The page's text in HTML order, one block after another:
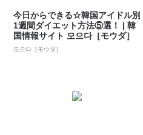
今日からできる☆韓国アイドル別
1週間ダイエット方法⑤選！ | 韓
国情報サイト 모으다［モウダ］
모으다［モウダ］